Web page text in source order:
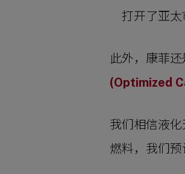
打开了亚太
此外，康菲
(Optimized
我们相信液
燃料，我们